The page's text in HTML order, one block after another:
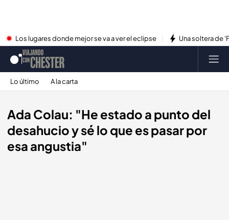
Los lugares donde mejor se va a ver el eclipse Una soltera de
Lo último A la carta
Ada Colau: "He estado a punto del
desahucio y sé lo que es pasar por
esa angustia"